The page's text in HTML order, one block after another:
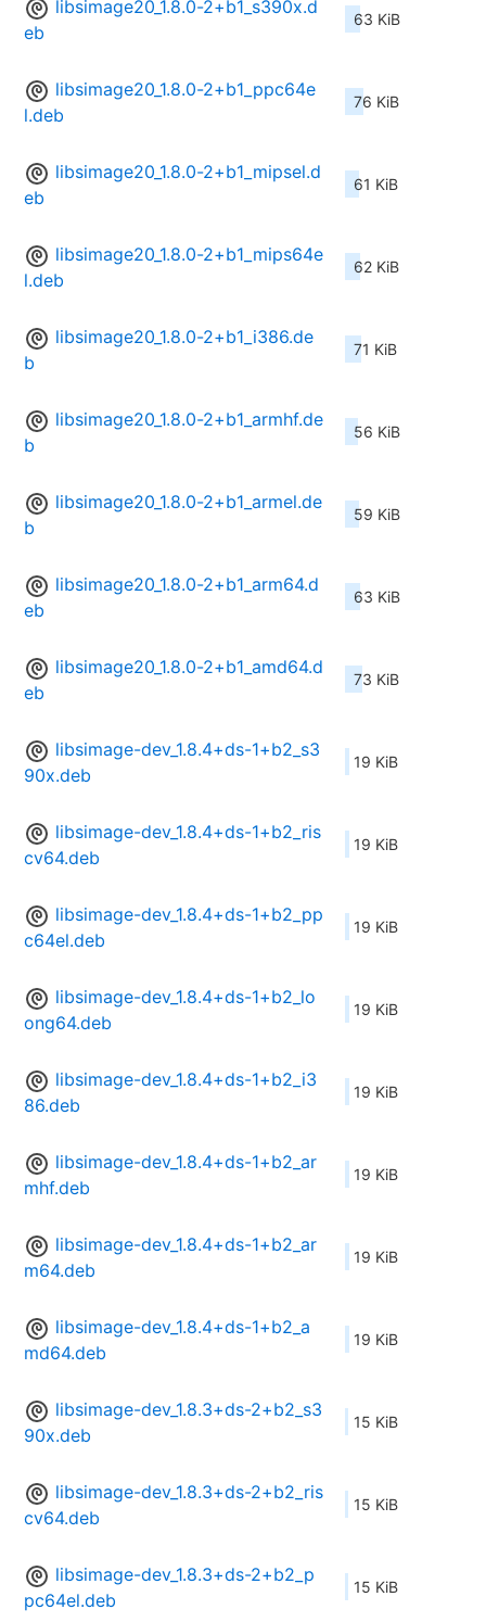
libsimage20_1.8.0-2+b1_s390x.d
eb
63 KiB
libsimage20_1.8.0-2+b1_ppc64e
l.deb
76 KiB
libsimage20_1.8.0-2+b1_mipsel.d
eb
61 KiB
libsimage20_1.8.0-2+b1_mips64e
l.deb
62 KiB
libsimage20_1.8.0-2+b1_i386.de
b
71 KiB
libsimage20_1.8.0-2+b1_armhf.de
b
56 KiB
libsimage20_1.8.0-2+b1_armel.de
b
59 KiB
libsimage20_1.8.0-2+b1_arm64.d
eb
63 KiB
libsimage20_1.8.0-2+b1_amd64.d
eb
73 KiB
libsimage-dev_1.8.4+ds-1+b2_s3
90x.deb
19 KiB
libsimage-dev_1.8.4+ds-1+b2_ris
cv64.deb
19 KiB
libsimage-dev_1.8.4+ds-1+b2_pp
c64el.deb
19 KiB
libsimage-dev_1.8.4+ds-1+b2_lo
ong64.deb
19 KiB
libsimage-dev_1.8.4+ds-1+b2_i3
86.deb
19 KiB
libsimage-dev_1.8.4+ds-1+b2_ar
mhf.deb
19 KiB
libsimage-dev_1.8.4+ds-1+b2_ar
m64.deb
19 KiB
libsimage-dev_1.8.4+ds-1+b2_a
md64.deb
19 KiB
libsimage-dev_1.8.3+ds-2+b2_s3
90x.deb
15 KiB
libsimage-dev_1.8.3+ds-2+b2_ris
cv64.deb
15 KiB
libsimage-dev_1.8.3+ds-2+b2_p
pc64el.deb
15 KiB